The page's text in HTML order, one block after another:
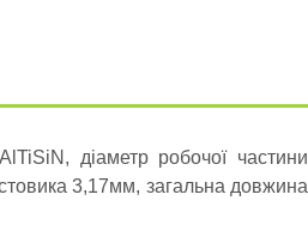
діаметр робочої частини
3,17мм, загальна довжина